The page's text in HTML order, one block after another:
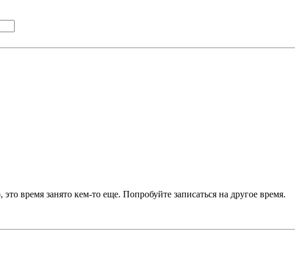
время занято кем-то еще. Попробуйте записаться на другое время.